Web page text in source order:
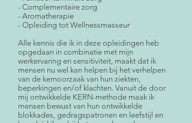
- Complementaire zorg
- Aromatherapie
- Opleiding tot Wellnessmasseur
Alle kennis die ik in deze opleidingen heb
opgedaan in combinatie met mijn
werkervaring en sensitiviteit, maakt dat ik
mensen nu wel kan helpen bij het verhelpen
van de kernoorzaak van hun ziekten,
beperkingen en/of klachten. Vanuit de door
mij ontwikkelde KERN-methode maak ik
mensen bewust van hun ontwikkelde
blokkades, gedragspatronen en leefstijl en